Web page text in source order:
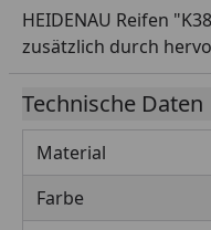
HEIDENAU Reifen
zusätzlich durch
Technische Daten
Material
Farbe